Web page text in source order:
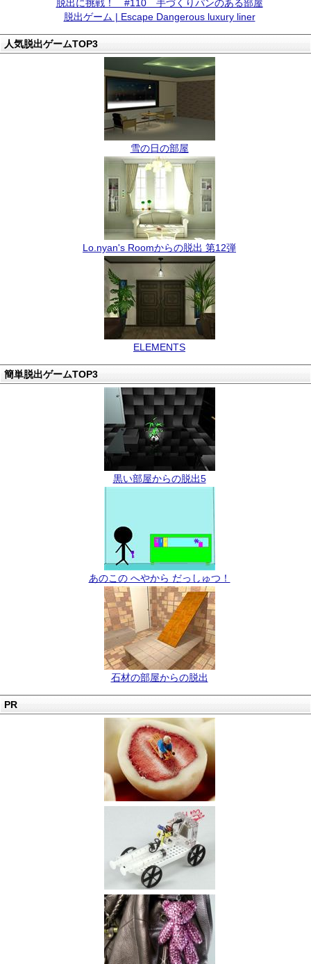
脱出に挑戦！ #110 手づくりパンのある部屋
脱出ゲーム | Escape Dangerous luxury liner
人気脱出ゲームTOP3
雪の日の部屋
Lo.nyan's Roomからの脱出 第12弾
ELEMENTS
簡単脱出ゲームTOP3
黒い部屋からの脱出5
あのこの へやから だっしゅつ！
石材の部屋からの脱出
PR